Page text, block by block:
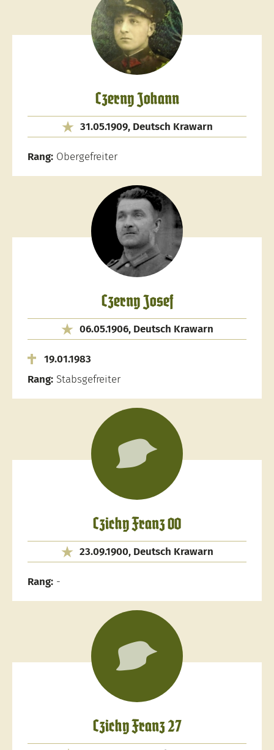
Czerny Johann
31.05.1909, Deutsch Krawarn
Rang: Obergefreiter
Czerny Josef
06.05.1906, Deutsch Krawarn
19.01.1983
Rang: Stabsgefreiter
Czichy Franz 00
23.09.1900, Deutsch Krawarn
Rang: -
Czichy Franz 27